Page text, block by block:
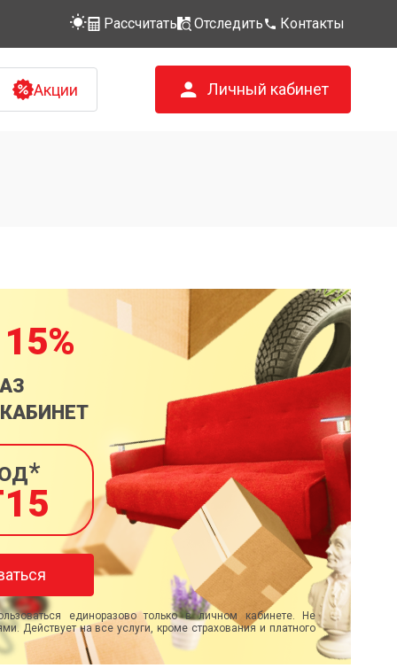
Рассчитать Отследить Контакты
Акции Личный кабинет
единоразово только в личном кабинете. Не
Действует на все услуги, кроме страхования и платного